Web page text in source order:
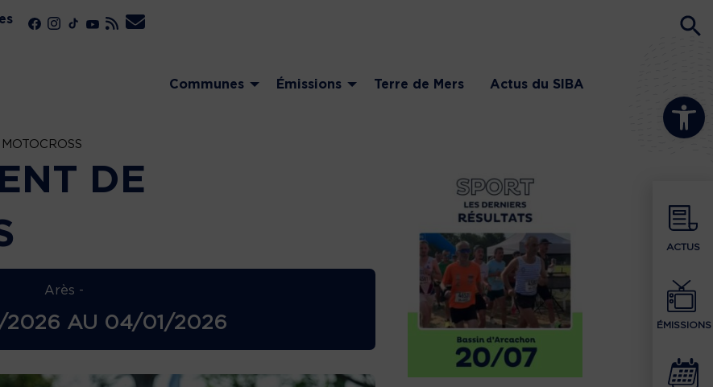
Ouvrir la
ACTUS
ÉMISSIONS
Communes Émissions Terre de Mers Actus du SIBA
DE
Arès -
2026 AU 04/01/2026